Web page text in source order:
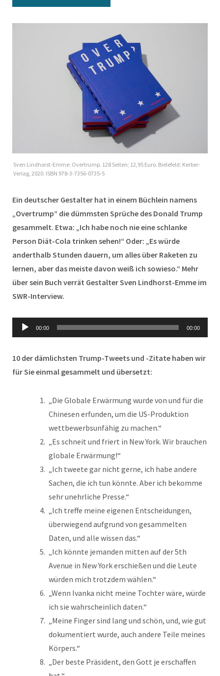
Sven Lindhorst-Emme: Overtrump. 128 Seiten; 12,95 Euro. Bielefeld: Kerber-
Verlag, 2020. ISBN 978-3-7356-0735-5
Ein deutscher Gestalter hat in einem Büchlein namens
„Overtrump“ die dümmsten Sprüche des Donald Trump
gesammelt. Etwa: „Ich habe noch nie eine schlanke
Person Diät-Cola trinken sehen!“ Oder: „Es würde
anderthalb Stunden dauern, um alles über Raketen zu
lernen, aber das meiste davon weiß ich sowieso.“ Mehr
über sein Buch verrät Gestalter Sven Lindhorst-Emme im
SWR-Interview.
Audio-
Player
00:00 00:00
10 der dämlichsten Trump-Tweets und -Zitate haben wir
für Sie einmal gesammelt und übersetzt:
„Die Globale Erwärmung wurde von und für die
Chinesen erfunden, um die US-Produktion
wettbewerbsunfähig zu machen.“
„Es schneit und friert in New York. Wir brauchen
globale Erwärmung!“
„Ich tweete gar nicht gerne, ich habe andere
Sachen, die ich tun könnte. Aber ich bekomme
sehr unehrliche Presse.“
„Ich treffe meine eigenen Entscheidungen,
überwiegend aufgrund von gesammelten
Daten, und alle wissen das.“
„Ich könnte jemanden mitten auf der 5th
Avenue in New York erschießen und die Leute
würden mich trotzdem wählen.“
„Wenn Ivanka nicht meine Tochter wäre, würde
ich sie wahrscheinlich daten.“
„Meine Finger sind lang und schön, und, wie gut
dokumentiert wurde, auch andere Teile meines
Körpers.“
„Der beste Präsident, den Gott je erschaffen